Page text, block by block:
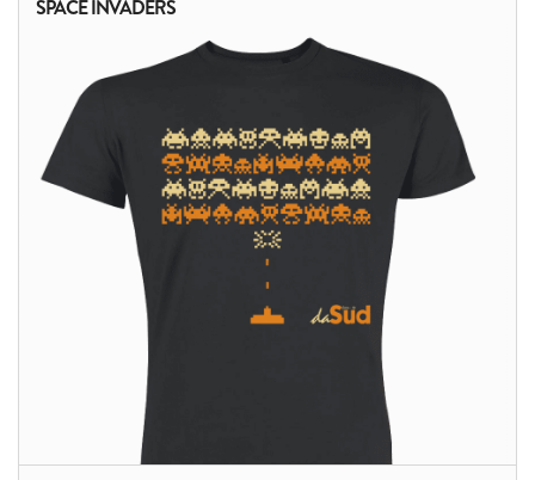
SPACE INVADERS